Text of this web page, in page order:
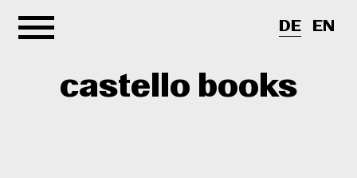
castello books
DE EN